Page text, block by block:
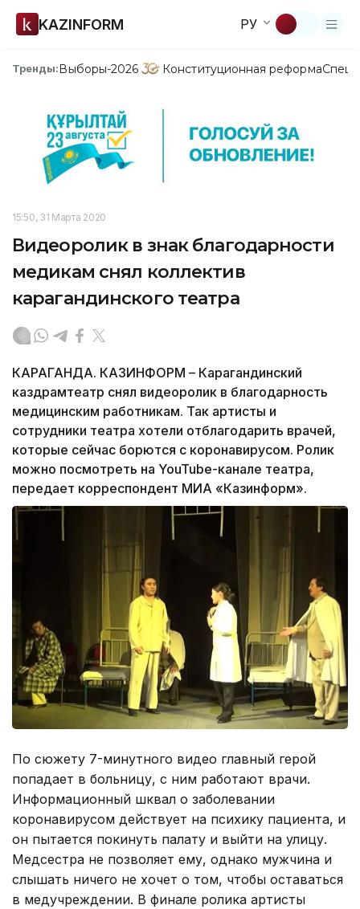
KAZINFORM РУ
Тренды:Выборы-2026 Конституционная реформа
15:50, 31 Марта 2020
Видеоролик в знак благодарности
медикам снял коллектив
карагандинского театра
КАРАГАНДА. КАЗИНФОРМ – Карагандинский
каздрамтеатр снял видеоролик в благодарность
медицинским работникам. Так артисты и
сотрудники театра хотели отблагодарить врачей,
которые сейчас борются с коронавирусом. Ролик
можно посмотреть на YouTube-канале театра,
передает корреспондент МИА «Казинформ».
По сюжету 7-минутного видео главный герой
попадает в больницу, с ним работают врачи.
Информационный шквал о заболевании
коронавирусом действует на психику пациента, и
он пытается покинуть палату и выйти на улицу.
Медсестра не позволяет ему, однако мужчина и
слышать ничего не хочет о том, чтобы оставаться
в медучреждении. В финале ролика артисты